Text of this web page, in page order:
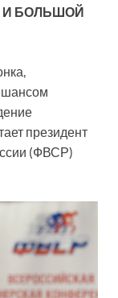
И БОЛЬШОЙ
шансом
президент
(ФВСР)